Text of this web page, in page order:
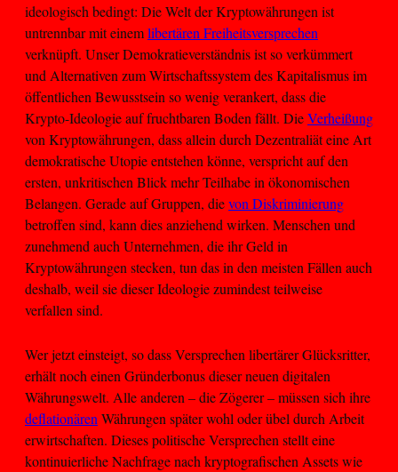
ideologisch bedingt: Die Welt der Kryptowährungen ist
untrennbar mit einemlibertären Freiheitsversprechen
verknüpft. Unser Demokratieverständnis ist so verkümmert
und Alternativen zum Wirtschaftssystem des Kapitalismus im
öffentlichen Bewusstsein so wenig verankert, dass die
Krypto-Ideologie auf fruchtbaren Boden fällt. DieVerheißung
von Kryptowährungen, dass allein durch Dezentraliät eine Art
demokratische Utopie entstehen könne, verspricht auf den
ersten, unkritischen Blick mehr Teilhabe in ökonomischen
Belangen. Gerade auf Gruppen, dievon Diskriminierung
betroffen sind, kann dies anziehend wirken. Menschen und
zunehmend auch Unternehmen, die ihr Geld in
Kryptowährungen stecken, tun das in den meisten Fällen auch
deshalb, weil sie dieser Ideologie zumindest teilweise
verfallen sind.
Wer jetzt einsteigt, so dass Versprechen libertärer Glücksritter,
erhält noch einen Gründerbonus dieser neuen digitalen
Währungswelt. Alle anderen – die Zögerer – müssen sich ihre
deflationären Währungen später wohl oder übel durch Arbeit
erwirtschaften. Dieses politische Versprechen stellt eine
kontinuierliche Nachfrage nach kryptografischen Assets wie